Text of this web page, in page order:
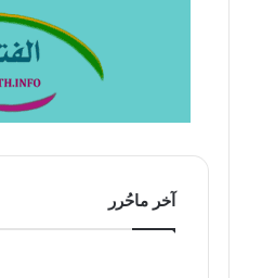
آخر ماحُرر